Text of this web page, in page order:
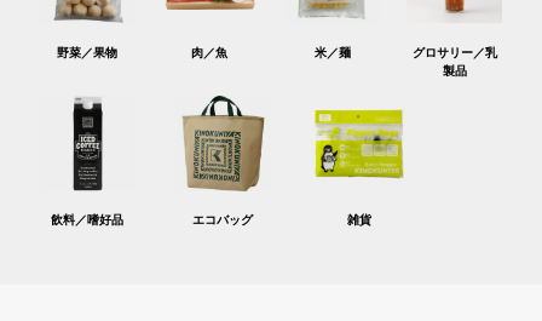
野菜／果物 肉／魚 米／麺
グロサリー／乳
製品
飲料／嗜好品 エコバッグ 雑貨